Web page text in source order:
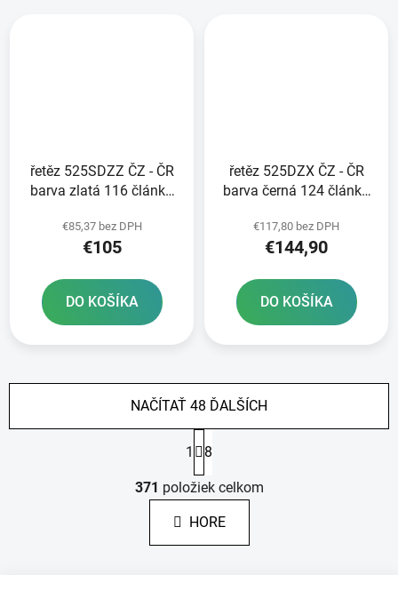
řetěz 525SDZZ ČZ - ČR
barva zlatá 116 článků
RIVET
€85,37 bez DPH
€105
DO KOŠÍKA
řetěz 525DZX ČZ - ČR
barva černá 124 článků
RIVET
€117,80 bez DPH
€144,90
DO KOŠÍKA
O
v
l
á
d
NAČÍTAŤ 48 ĎALŠÍCH
t
r
á
n
k
1 8
371 položiek celkom
HORE